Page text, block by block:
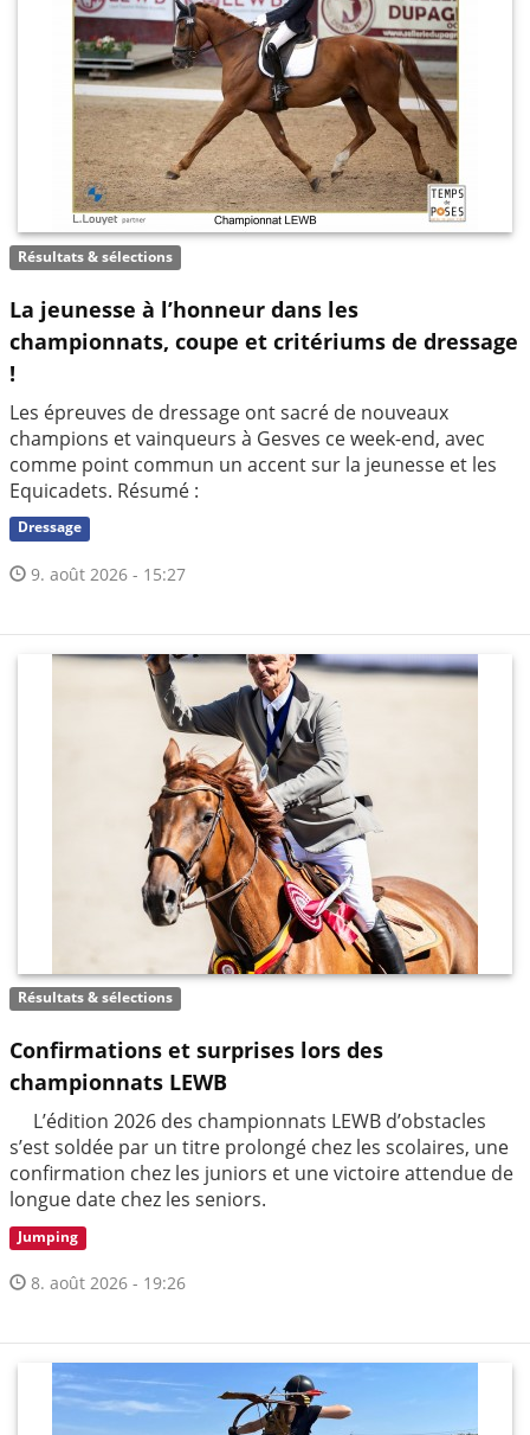
Résultats & sélections
La jeunesse à l’honneur dans les
championnats, coupe et critériums de dressage
!
Les épreuves de dressage ont sacré de nouveaux
champions et vainqueurs à Gesves ce week-end, avec
comme point commun un accent sur la jeunesse et les
Equicadets. Résumé :
Dressage
9. août 2026 - 15:27
Résultats & sélections
Confirmations et surprises lors des
championnats LEWB
L’édition 2026 des championnats LEWB d’obstacles
s’est soldée par un titre prolongé chez les scolaires, une
confirmation chez les juniors et une victoire attendue de
longue date chez les seniors.
Jumping
8. août 2026 - 19:26